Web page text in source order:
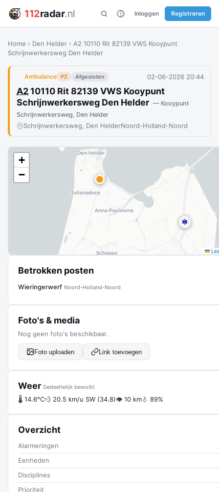
112radar.nl Inloggen Registreren
Home › Den Helder › A2 10110 Rit 82139 VWS Kooypunt
Schrijnwerkersweg Den Helder
Ambulance P2 Afgesloten 02-06-2026 20:44
A2 10110 Rit 82139 VWS Kooypunt
Schrijnwerkersweg Den Helder — Kooypunt
Schrijnwerkersweg, Den Helder
Schrijnwerkersweg, Den HelderNoord-Holland-Noord
+
−
Betrokken posten
Wieringerwerf Noord-Holland-Noord
Foto's & media
Nog geen foto's beschikbaar.
Foto uploaden Link toevoegen
Weer Gedeeltelijk bewolkt
🌡 14.6°C💨 20.5 km/u SW (34.8)👁 10 km💧 89%
Overzicht
Alarmeringen
Eenheden
Disciplines
Prioriteit